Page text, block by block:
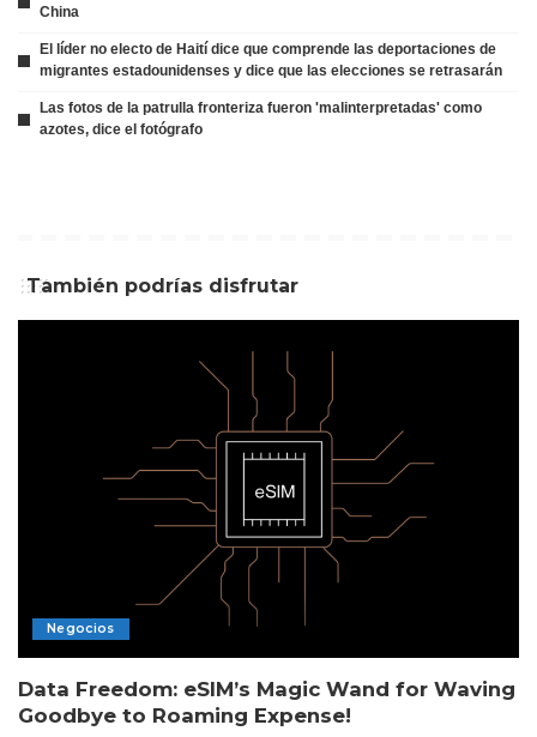
China
El líder no electo de Haití dice que comprende las deportaciones de
migrantes estadounidenses y dice que las elecciones se retrasarán
Las fotos de la patrulla fronteriza fueron 'malinterpretadas' como
azotes, dice el fotógrafo
También podrías disfrutar
Negocios
Data Freedom: eSIM’s Magic Wand for Waving
Goodbye to Roaming Expense!